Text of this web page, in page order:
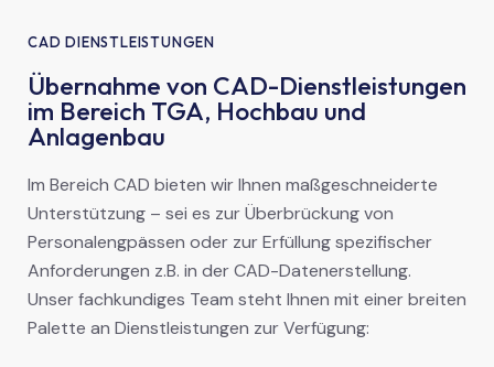
CAD DIENSTLEISTUNGEN
Übernahme von CAD-Dienstleistungen
im Bereich TGA, Hochbau und
Anlagenbau
Im Bereich CAD bieten wir Ihnen maßgeschneiderte
Unterstützung – sei es zur Überbrückung von
Personalengpässen oder zur Erfüllung spezifischer
Anforderungen z.B. in der CAD-Datenerstellung.
Unser fachkundiges Team steht Ihnen mit einer breiten
Palette an Dienstleistungen zur Verfügung: